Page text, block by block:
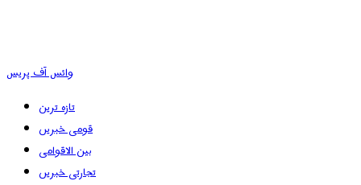
وائس آف پریس
تازہ ترین
قومی خبریں
بین الاقوامی
تجارتی خبریں